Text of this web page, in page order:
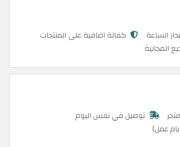
الساعة
كفالة اضافية على المنتجات
المجانية
توصيل في نفس اليوم